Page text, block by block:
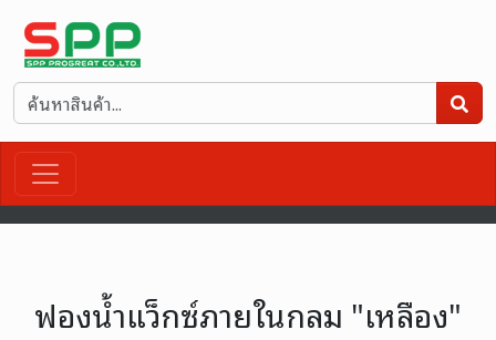
ฟองน้ำแว็กซ์ภายในกลม "เหลือง"